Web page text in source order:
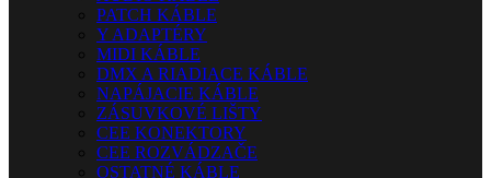
PATCH KÁBLE
Y ADAPTÉRY
MIDI KÁBLE
DMX A RIADIACE KÁBLE
NAPÁJACIE KÁBLE
ZÁSUVKOVÉ LIŠTY
CEE KONEKTORY
CEE ROZVÁDZAČE
OSTATNÉ KÁBLE